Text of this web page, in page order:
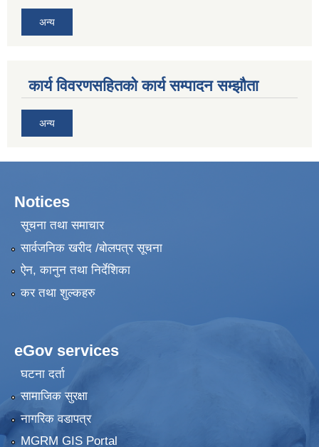
अन्य
कार्य विवरणसहितको कार्य सम्पादन सम्झौता
अन्य
Notices
सूचना तथा समाचार
सार्वजनिक खरीद /बोलपत्र सूचना
ऐन, कानुन तथा निर्देशिका
कर तथा शुल्कहरु
eGov services
घटना दर्ता
सामाजिक सुरक्षा
नागरिक वडापत्र
MGRM GIS Portal